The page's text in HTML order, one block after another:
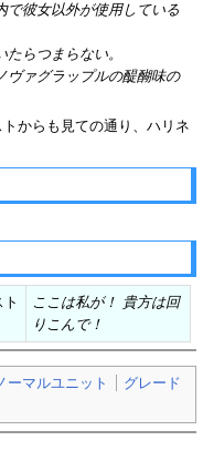
で彼女以外が使用している
らつまらない。
ヴァグラップルの醍醐味の
トからも見ての通り、ハリネ
ここは私が！ 貴方は回
りこんで！
ーマルユニット
グレード